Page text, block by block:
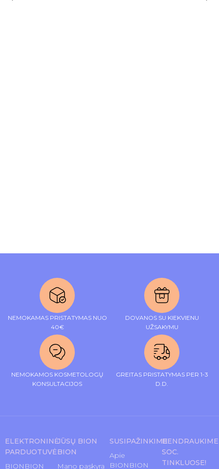
NEMOKAMAS PRISTATYMAS NUO
40€
DOVANOS SU KIEKVIENU
UŽSAKYMU
NEMOKAMOS KOSMETOLOGŲ
KONSULTACIJOS
GREITAS PRISTATYMAS PER 1-3
D.D.
ELEKTRONINĖ
PARDUOTUVĖ
BIONBION
JŪSŲ BION
BION
Mano paskyra
SUSIPAŽINKIME
Apie
BIONBION
BENDRAUKIME
SOC.
TINKLUOSE!